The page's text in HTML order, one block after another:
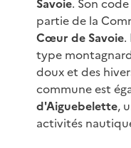
Savoie. Son
partie de la
Cœur de Savoie.
type
doux et des
commune est
d'Aiguebelette,
activités